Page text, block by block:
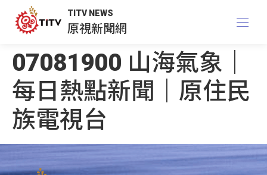
TITV NEWS
原視新聞網
07081900 山海氣象｜
每日熱點新聞｜原住民
族電視台